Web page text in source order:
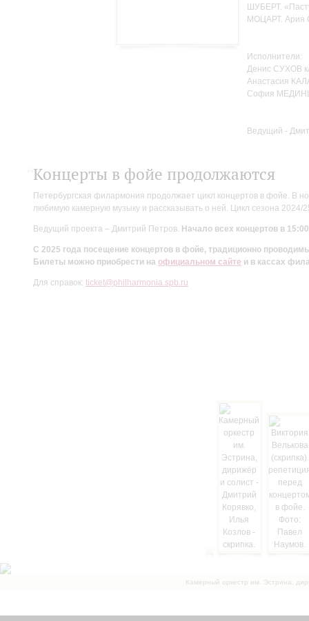
ШУБЕРТ.
МОЦАРТ. Ария
Исполнители:
Денис СУХОВ
Анастасия
София
Ведущий -
Концерты в фойе продолжаются
Петербургская филармония продолжает цикл концертов в фойе. В
любимую камерную музыку и рассказывать о ней. Цикл сезона
Ведущий проекта – Дмитрий Петров. Начало всех концертов в
С 2025 года посещение концертов в фойе, традиционно
Билеты можно приобрести на официальном сайте и в кассах
Для справок: ticket@philharmonia.spb.ru
Камерный оркестр им. Эстрина,